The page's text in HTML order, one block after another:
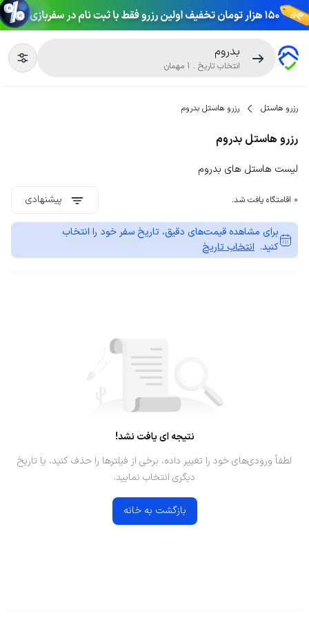
بدروم
انتخاب تاریخ .
1 مهمان
رزرو هاستل رزرو هاستل بدروم
رزرو هاستل بدروم
لیست هاستل های بدروم
0 اقامتگاه یافت شد. پیشنهادی
برای مشاهده قیمت‌های دقیق، تاریخ سفر خود را انتخاب
کنید. انتخاب تاریخ
نتیجه ای یافت نشد!
لطفاً ورودی‌های خود را تغییر داده، برخی از فیلترها را حذف کنید، یا تاریخ
دیگری انتخاب نمایید.
بازگشت به خانه